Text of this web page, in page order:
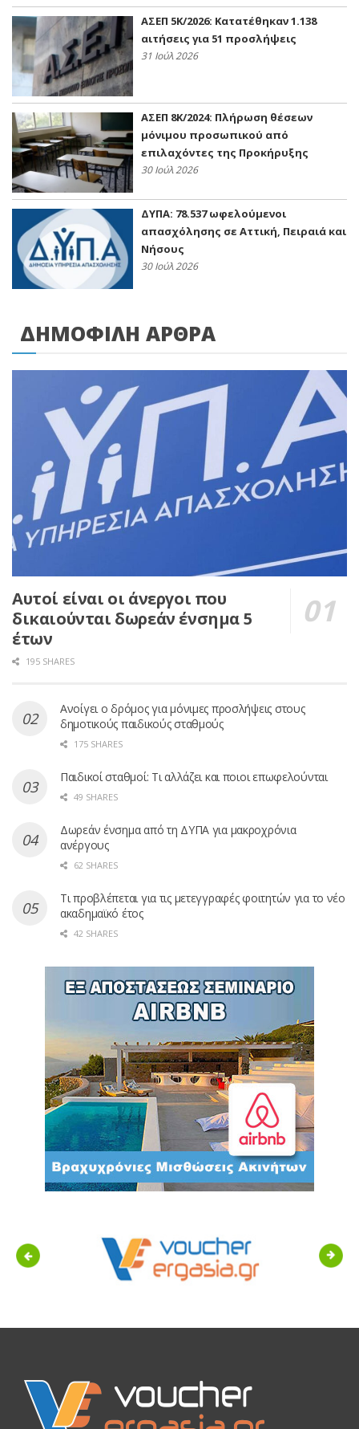
ΑΣΕΠ 5Κ/2026: Κατατέθηκαν 1.138
αιτήσεις για 51 προσλήψεις
31 Ιούλ 2026
ΑΣΕΠ 8Κ/2024: Πλήρωση θέσεων
μόνιμου προσωπικού από
επιλαχόντες της Προκήρυξης
30 Ιούλ 2026
ΔΥΠΑ: 78.537 ωφελούμενοι
απασχόλησης σε Αττική, Πειραιά και
Νήσους
30 Ιούλ 2026
ΔΗΜΟΦΙΛΗ ΑΡΘΡΑ
Αυτοί είναι οι άνεργοι που
δικαιούνται δωρεάν ένσημα 5
έτων
195 SHARES
Ανοίγει ο δρόμος για μόνιμες προσλήψεις στους
δημοτικούς παιδικούς σταθμούς
175 SHARES
Παιδικοί σταθμοί: Τι αλλάζει και ποιοι επωφελούνται
49 SHARES
Δωρεάν ένσημα από τη ΔΥΠΑ για μακροχρόνια
ανέργους
62 SHARES
Τι προβλέπεται για τις μετεγγραφές φοιτητών για το νέο
ακαδημαϊκό έτος
42 SHARES
Previous Next